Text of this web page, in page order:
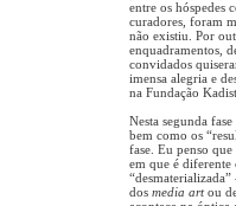
entre os hóspedes
curadores, foram
não existiu. Por
enquadramentos,
convidados
imensa alegria e
na Fundação
Nesta segunda
bem como os
fase. Eu penso
em que é diferente
dos media artou